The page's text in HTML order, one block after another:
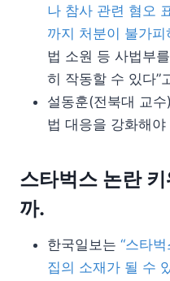
나 참사 관련 혐오
까지 처분이 불가피
법 소원 등 사법부
히 작동할 수 있다”
설동훈(전북대 교
법 대응을 강화해야
스타벅스 논란 키
까.
한국일보는 “스타
집의 소재가 될 수